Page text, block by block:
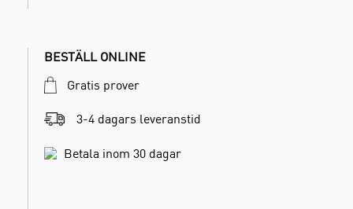
BESTÄLL ONLINE
Gratis prover
3-4 dagars leveranstid
Betala inom 30 dagar